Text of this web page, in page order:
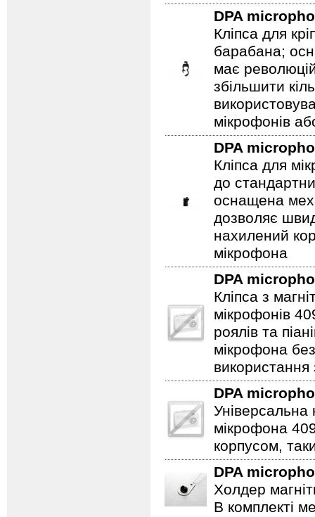
DPA
Кліпса для
барабана;
має
збільшити
мікрофонів
DPA
Кліпса для
до
оснащена
дозволяє
нахилений
мікрофона
DPA
Кліпса з
мікрофонів
роялів та
мікрофона
DPA
Універсальна
мікрофона
корпусом,
DPA
Холдер
В комплекті